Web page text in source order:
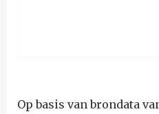
Op basis van brondata